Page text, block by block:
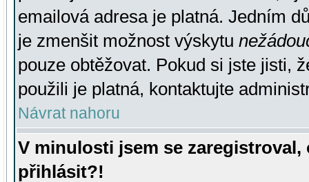
emailová adresa je platná. Jedním
je zmenšit možnost výskytu
pouze obtěžovat. Pokud si jste jisti,
použili je platná, kontaktujte
Návrat nahoru
V minulosti jsem se
přihlásit?!